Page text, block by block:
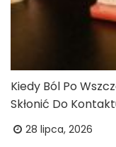
Kiedy Ból Po
Skłonić Do
28 lipca, 2026